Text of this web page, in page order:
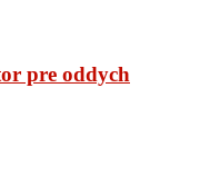
pre oddych